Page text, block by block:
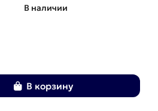
В наличии
В корзину